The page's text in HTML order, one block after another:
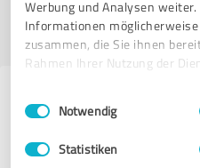
Werbung und Analysen
Informationen
zusammen, die Sie ihnen
Rahmen Ihrer Nutzung der
Impressum
Einwilligungsauswahl
Notwendig
Statistiken
Profil aktiv seit 18.08.2021 |Letzte
Anbietern